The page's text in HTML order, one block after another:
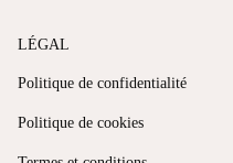
LÉGAL
Politique de confidentialité
Politique de cookies